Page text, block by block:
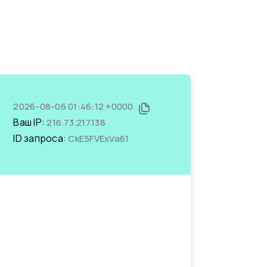
2026-08-06 01:46:12 +0000
Ваш IP:216.73.217.138
ID запроса:CkE5FVExVa61